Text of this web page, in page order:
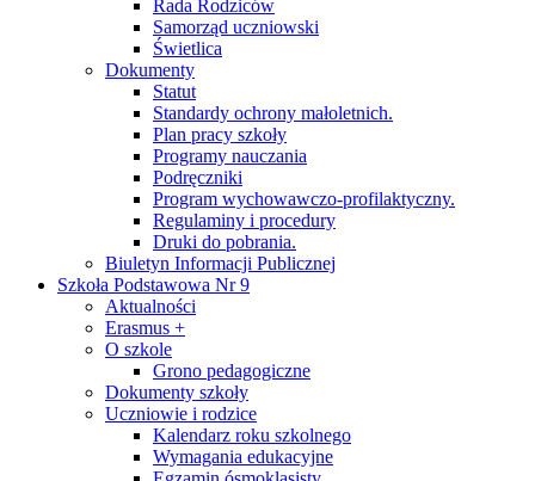
Rada Rodziców
Samorząd uczniowski
Świetlica
Dokumenty
Statut
Standardy ochrony małoletnich.
Plan pracy szkoły
Programy nauczania
Podręczniki
Program wychowawczo-profilaktyczny.
Regulaminy i procedury
Druki do pobrania.
Biuletyn Informacji Publicznej
Szkoła Podstawowa Nr 9
Aktualności
Erasmus +
O szkole
Grono pedagogiczne
Dokumenty szkoły
Uczniowie i rodzice
Kalendarz roku szkolnego
Wymagania edukacyjne